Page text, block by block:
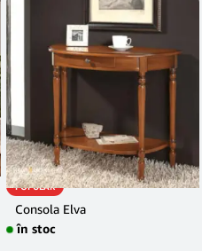
POPULAR
Consola Elva
în stoc